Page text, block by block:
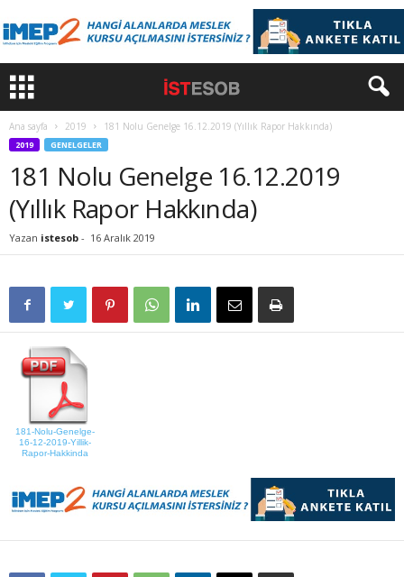
Ana sayfa 2019 181 Nolu Genelge 16.12.2019 (Yıllık Rapor Hakkında)
2019 GENELGELER
181 Nolu Genelge 16.12.2019
(Yıllık Rapor Hakkında)
Yazan istesob - 16 Aralık 2019
181-Nolu-Genelge-
16-12-2019-Yillik-
Rapor-Hakkinda